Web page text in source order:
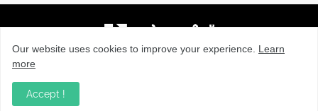
നാട്ടുവാർത്തകൾ, തൊഴിൽ, വിദ്യാഭ്യാസം, വാണിജ്യം,
ടെക്നോളജി സംബന്ധമായ വാർത്തകൾ, പൊതു/ഗവൺമെൻ്റ്
അറിയിപ്പുകൾ, വിനോദം എന്നിവയും മറ്റും ഉൾക്കൊള്ളുന്ന,
Our website uses cookies to improve your experience. Learn
more
Accept !